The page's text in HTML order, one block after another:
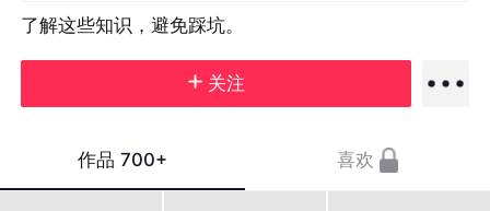
了解这些知识，避免踩坑。
关注
作品 700+ 喜欢